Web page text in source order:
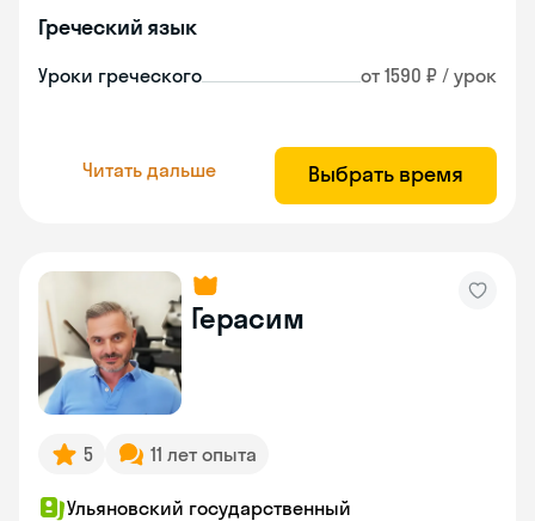
Греческий язык
Уроки греческого от 1590 ₽ / урок
Читать дальше Выбрать время
Герасим
5 11 лет опыта
Ульяновский государственный